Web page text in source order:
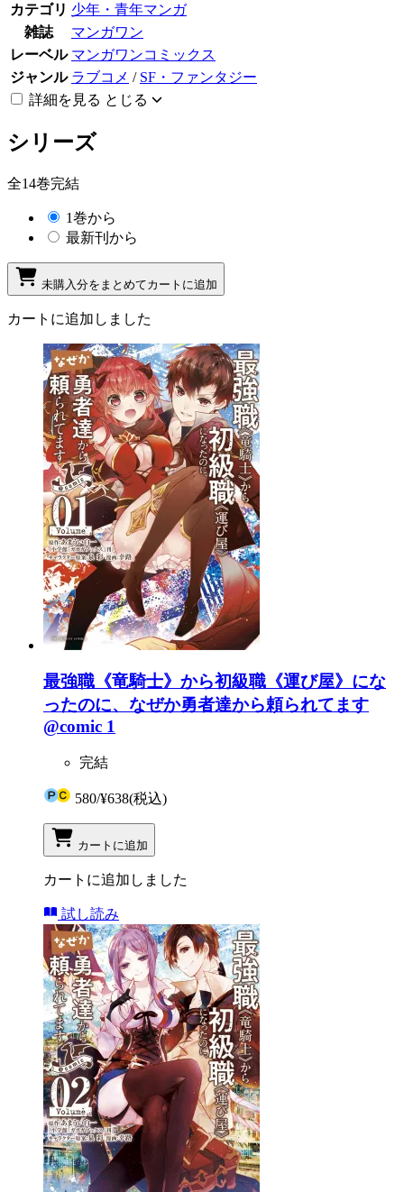
カテゴリ 少年・青年マンガ
雑誌
マンガワン
レーベル マンガワンコミックス
ジャンル ラブコメ / SF・ファンタジー
詳細を見る とじる
シリーズ
全14巻完結
1巻から
最新刊から
未購入分をまとめてカートに追加
カートに追加しました
最強職《竜騎士》から初級職《運び屋》にな
ったのに、なぜか勇者達から頼られてます
@comic 1
完結
580/¥638(税込)
カートに追加
カートに追加しました
試し読み